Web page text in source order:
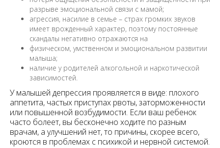
разрыве эмоциональной связи с мамой;
агрессия, насилие в семье – страх громких звуков
имеет врожденный характер, поэтому постоянные
скандалы негативно отражаются на
физическом, умственном и эмоциональном развитии
малыша;
наличие у родителей алкогольной и наркотической
зависимостей.
У малышей депрессия проявляется в виде: плохого
аппетита, частых приступах рвоты, заторможенности
или повышенной возбудимости. Если ваш ребенок
часто болеет, вы бесконечно ходите по разным
врачам, а улучшений нет, то причины, скорее всего,
кроются в проблемах с психикой и нервной системой.